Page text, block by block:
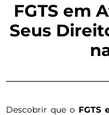
FGTS em
Seus
Descobrir que o FGTS